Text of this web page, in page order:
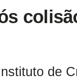
de